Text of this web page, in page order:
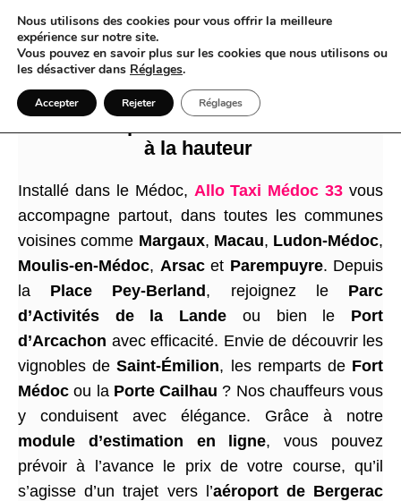
Quand chaque détour dans le Médoc
à la hauteur
Installé dans le Médoc, Allo Taxi Médoc 33 vous
accompagne partout, dans toutes les communes
voisines comme Margaux, Macau, Ludon-Médoc,
Moulis-en-Médoc, Arsacet Parempuyre. Depuis
la Place Pey-Berland , rejoignez le Parc
d’Activités de la Lande ou bien le Port
d’Arcachon avec efficacité. Envie de découvrir les
vignobles deSaint-Émilion, les remparts de Fort
Médoc ou la Porte Cailhau ? Nos chauffeurs vous
y conduisent avec élégance. Grâce à notre
module d’estimation en ligne, vous pouvez
prévoir à l’avance le prix de votre course, qu’il
s’agisse d’un trajet vers l’aéroport de Bergerac
Nous utilisons des cookies pour vous offrir la meilleure
expérience sur notre site.
Vous pouvez en savoir plus sur les cookies que nous utilisons ou
les désactiver dans Réglages.
Accepter Rejeter Réglages